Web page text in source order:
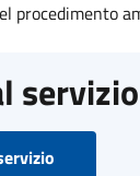
procedimento
servizio